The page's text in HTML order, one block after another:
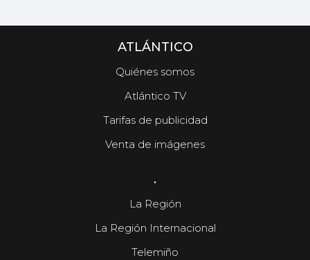
ATLÁNTICO
Quiénes somos
Atlántico TV
Tarifas de publicidad
Venta de imágenes
.
La Región
La Región Internacional
Telemiño